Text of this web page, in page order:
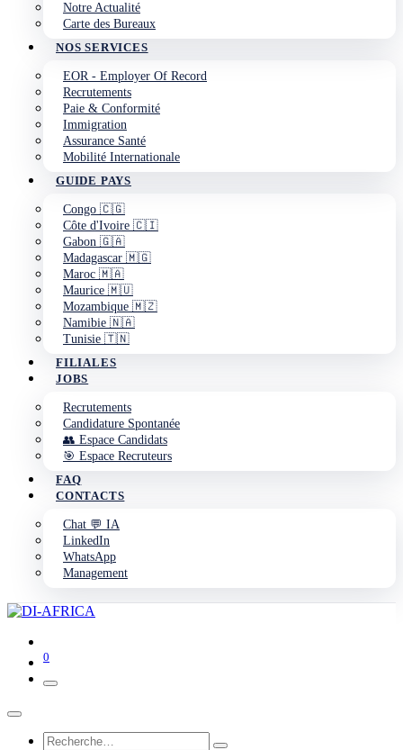
Notre Actualité
Carte des Bureaux
NOS SERVICES
EOR - Employer Of Record
Recrutements
Paie & Conformité
Immigration
Assurance Santé
Mobilité Internationale
GUIDE PAYS
Congo 🇨🇬
Côte d'Ivoire 🇨🇮
Gabon 🇬🇦
Madagascar 🇲🇬
Maroc 🇲🇦
Maurice 🇲🇺
Mozambique 🇲🇿
Namibie 🇳🇦
Tunisie 🇹🇳
FILIALES
JOBS
Recrutements
Candidature Spontanée
👥 Espace Candidats
🎯 Espace Recruteurs
FAQ
CONTACTS
Chat 💬 IA
LinkedIn
WhatsApp
Management
0